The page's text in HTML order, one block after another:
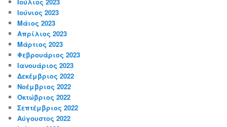
Ιούνιος 2023
Μάιος 2023
Απρίλιος 2023
Μάρτιος 2023
Φεβρουάριος 2023
Ιανουάριος 2023
Δεκέμβριος 2022
Νοέμβριος 2022
Οκτώβριος 2022
Σεπτέμβριος 2022
Αύγουστος 2022